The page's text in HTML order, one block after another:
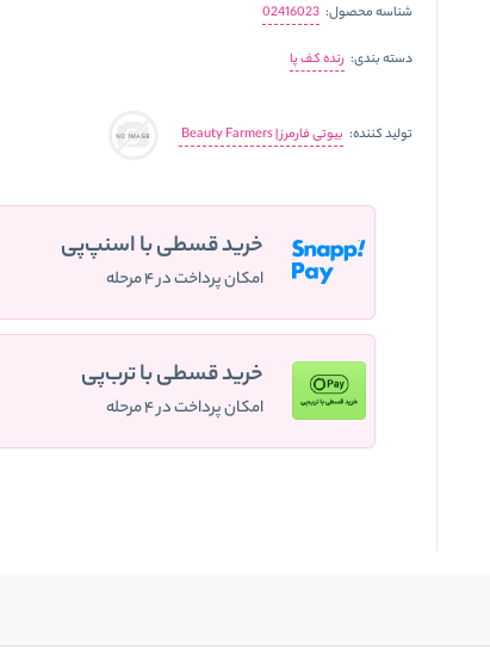
شناسه محصول: 02416023
دسته بندی: رنده کف پا
تولید کننده: بیوتی فارمرز | Beauty Farmers
خرید قسطی با اسنپ‌پی
امکان پرداخت در ۴ مرحله
خرید قسطی با ترب‌پی
امکان پرداخت در ۴ مرحله